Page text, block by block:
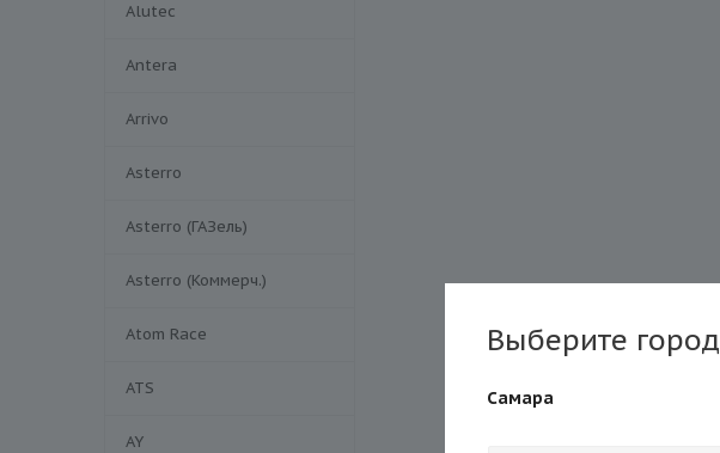
Alutec
Antera
Arrivo
Asterro
Asterro (ГАЗель)
Asterro (Коммерч.)
Atom Race
ATS
AY
Выберите город
Самара